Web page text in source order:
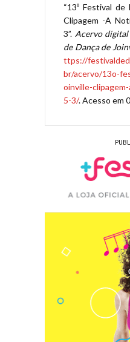
“13º Festival
Clipagem -A
3”. Acervo
de Dança de
ttps://
br/acervo/13o-
oinville-
5-3/. Acesso em